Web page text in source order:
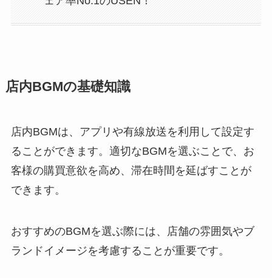
店内BGMの基礎知識
店内BGMは、アプリや有線放送を利用して設定す
ることができます。適切なBGMを選ぶことで、お
客様の購買意欲を高め、滞在時間を延ばすことが
できます。
おすすめのBGMを選ぶ際には、店舗の雰囲気やブ
ランドイメージを考慮することが重要です。